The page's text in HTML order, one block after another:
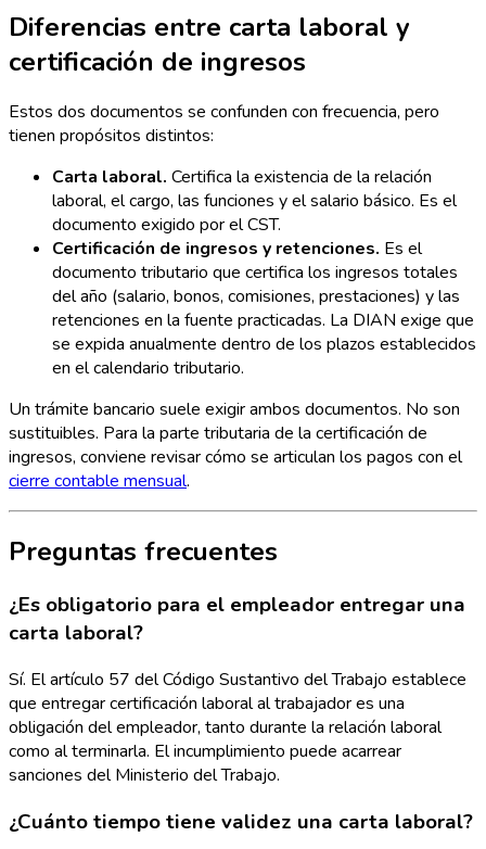
Diferencias entre carta laboral y
certificación de ingresos
Estos dos documentos se confunden con frecuencia, pero
tienen propósitos distintos:
Carta laboral. Certifica la existencia de la relación
laboral, el cargo, las funciones y el salario básico. Es el
documento exigido por el CST.
Certificación de ingresos y retenciones. Es el
documento tributario que certifica los ingresos totales
del año (salario, bonos, comisiones, prestaciones) y las
retenciones en la fuente practicadas. La DIAN exige que
se expida anualmente dentro de los plazos establecidos
en el calendario tributario.
Un trámite bancario suele exigir ambos documentos. No son
sustituibles. Para la parte tributaria de la certificación de
ingresos, conviene revisar cómo se articulan los pagos con el
cierre contable mensual.
Preguntas frecuentes
¿Es obligatorio para el empleador entregar una
carta laboral?
Sí. El artículo 57 del Código Sustantivo del Trabajo establece
que entregar certificación laboral al trabajador es una
obligación del empleador, tanto durante la relación laboral
como al terminarla. El incumplimiento puede acarrear
sanciones del Ministerio del Trabajo.
¿Cuánto tiempo tiene validez una carta laboral?